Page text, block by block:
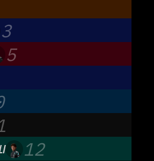
F1 Team
3
Racing
5
Team
Racing
One Team
1 Team
12